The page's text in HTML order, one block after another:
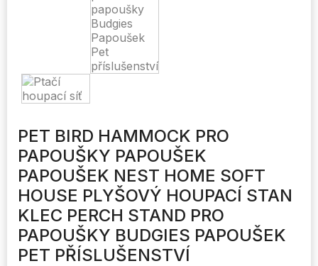
PET BIRD HAMMOCK PRO
PAPOUŠKY PAPOUŠEK
PAPOUŠEK NEST HOME SOFT
HOUSE PLYŠOVÝ HOUPACÍ STAN
KLEC PERCH STAND PRO
PAPOUŠKY BUDGIES PAPOUŠEK
PET PŘÍSLUŠENSTVÍ